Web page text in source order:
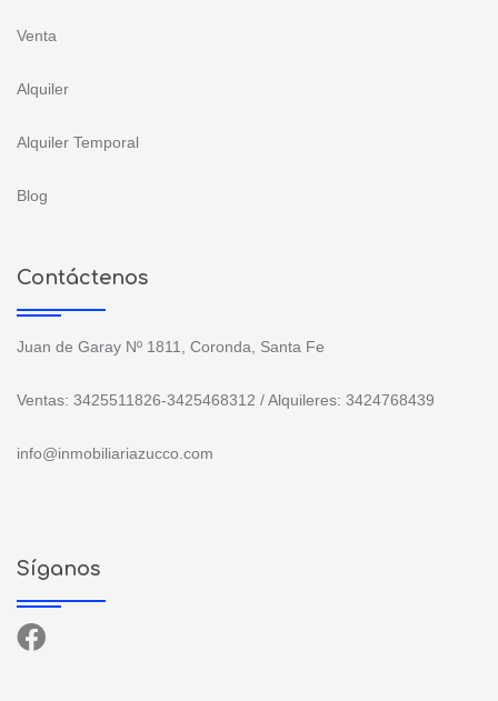
Venta
Alquiler
Alquiler Temporal
Blog
Contáctenos
Juan de Garay Nº 1811, Coronda, Santa Fe
Ventas: 3425511826-3425468312 / Alquileres: 3424768439
info@inmobiliariazucco.com
Síganos